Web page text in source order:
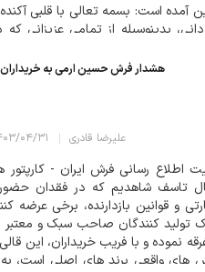
آمده است: بسمه تعالی با قلبی
بدینوسیله از تمامی عزیزانی
هشدار فرش حسین ارمی به
علیرضا قادری ۱۴۰۳/۰۴/
اطلاع رسانی فرش ایران - کارپتور
تاسف شاهدیم که در فقدان
و قوانین بازدارنده، برخی عرضه
تولید کنندگان صاحب سبک و
نموده و با فریب خریداران، این
های واقعی برند های اصلی است،